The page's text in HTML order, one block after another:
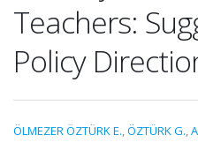
Teachers:
Policy
ÖLMEZER ÖZTÜRK E.,ÖZTÜRK G.,